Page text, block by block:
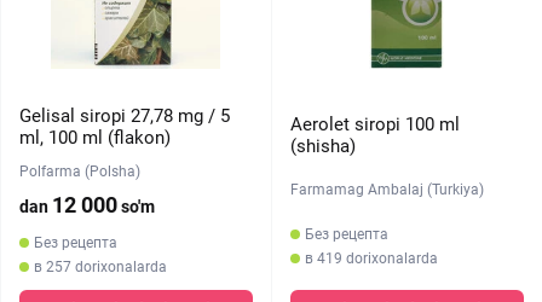
Gelisal siropi 27,78 mg / 5
ml, 100 ml (flakon)
Polfarma (Polsha)
dan 12 000so'm
Без рецепта
в 257 dorixonalarda
Aerolet siropi 100 ml
(shisha)
Farmamag Ambalaj (Turkiya)
Без рецепта
в 419 dorixonalarda